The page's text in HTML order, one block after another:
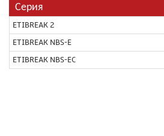
Серия
ETIBREAK 2
ETIBREAK NBS-E
ETIBREAK NBS-EC